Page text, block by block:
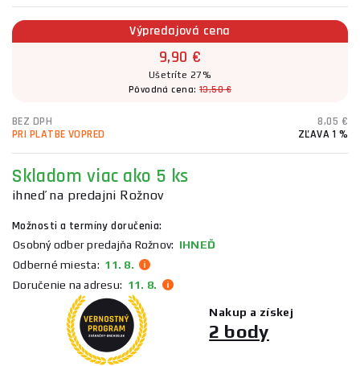
Výpredajová cena
9,90 €
Ušetríte 27%
Pôvodná cena:13,50 €
BEZ DPH
8,05 €
PRI PLATBE VOPRED
ZĽAVA 1 %
Skladom viac ako 5 ks
ihneď na predajni Rožnov
Možnosti a termíny doručenia:
Osobný odber predajňa Rožnov: IHNEĎ
Odberné miesta: 11. 8.
Doručenie na adresu: 11. 8.
Nakup a získej
2 body